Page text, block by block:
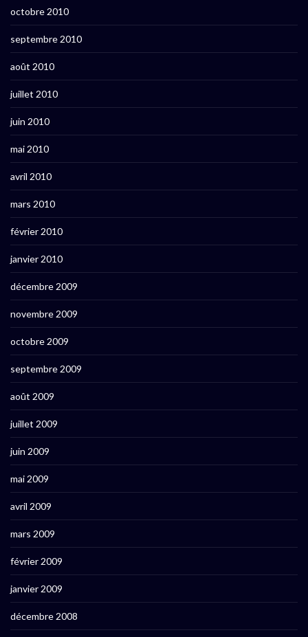
octobre 2010
septembre 2010
août 2010
juillet 2010
juin 2010
mai 2010
avril 2010
mars 2010
février 2010
janvier 2010
décembre 2009
novembre 2009
octobre 2009
septembre 2009
août 2009
juillet 2009
juin 2009
mai 2009
avril 2009
mars 2009
février 2009
janvier 2009
décembre 2008